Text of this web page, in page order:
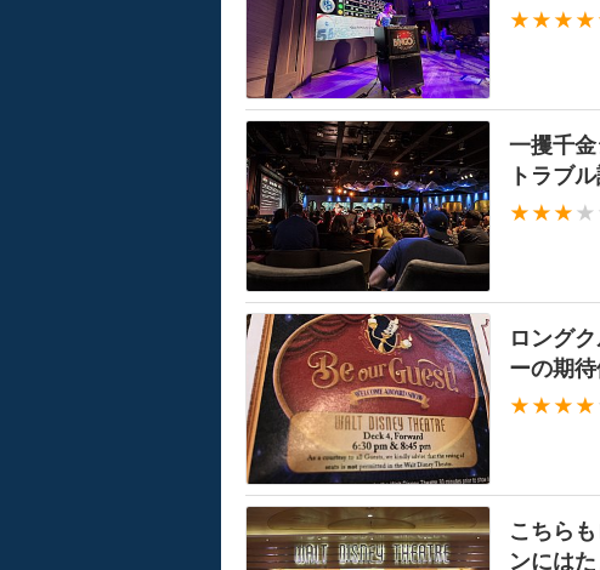
一攫千
トラブ
★★★
ロング
ーの期
★★★★
こちら
ンには